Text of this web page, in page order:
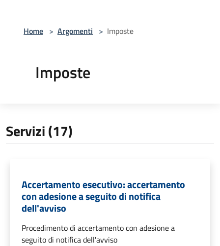
Home > Argomenti > Imposte
Imposte
Servizi (17)
Accertamento esecutivo: accertamento
con adesione a seguito di notifica
dell'avviso
Procedimento di accertamento con adesione a
seguito di notifica dell'avviso